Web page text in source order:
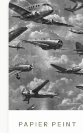
PAPIER PEINT